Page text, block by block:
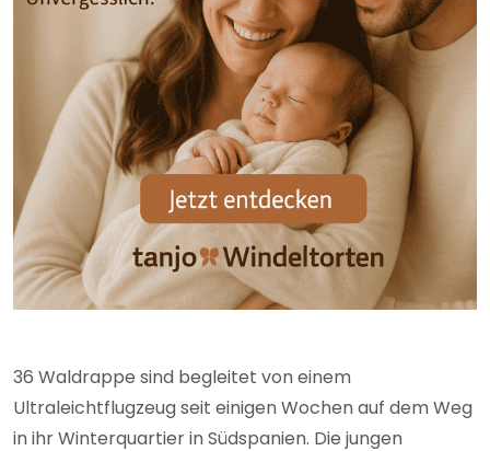
36 Waldrappe sind begleitet von einem
Ultraleichtflugzeug seit einigen Wochen auf dem Weg
in ihr Winterquartier in Südspanien. Die jungen